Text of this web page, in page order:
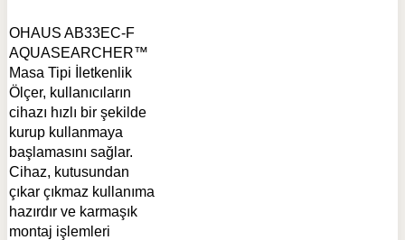
OHAUS AB33EC-F
AQUASEARCHER™
Masa Tipi İletkenlik
Ölçer, kullanıcıların
cihazı hızlı bir şekilde
kurup kullanmaya
başlamasını sağlar.
Cihaz, kutusundan
çıkar çıkmaz kullanıma
hazırdır ve karmaşık
montaj işlemleri